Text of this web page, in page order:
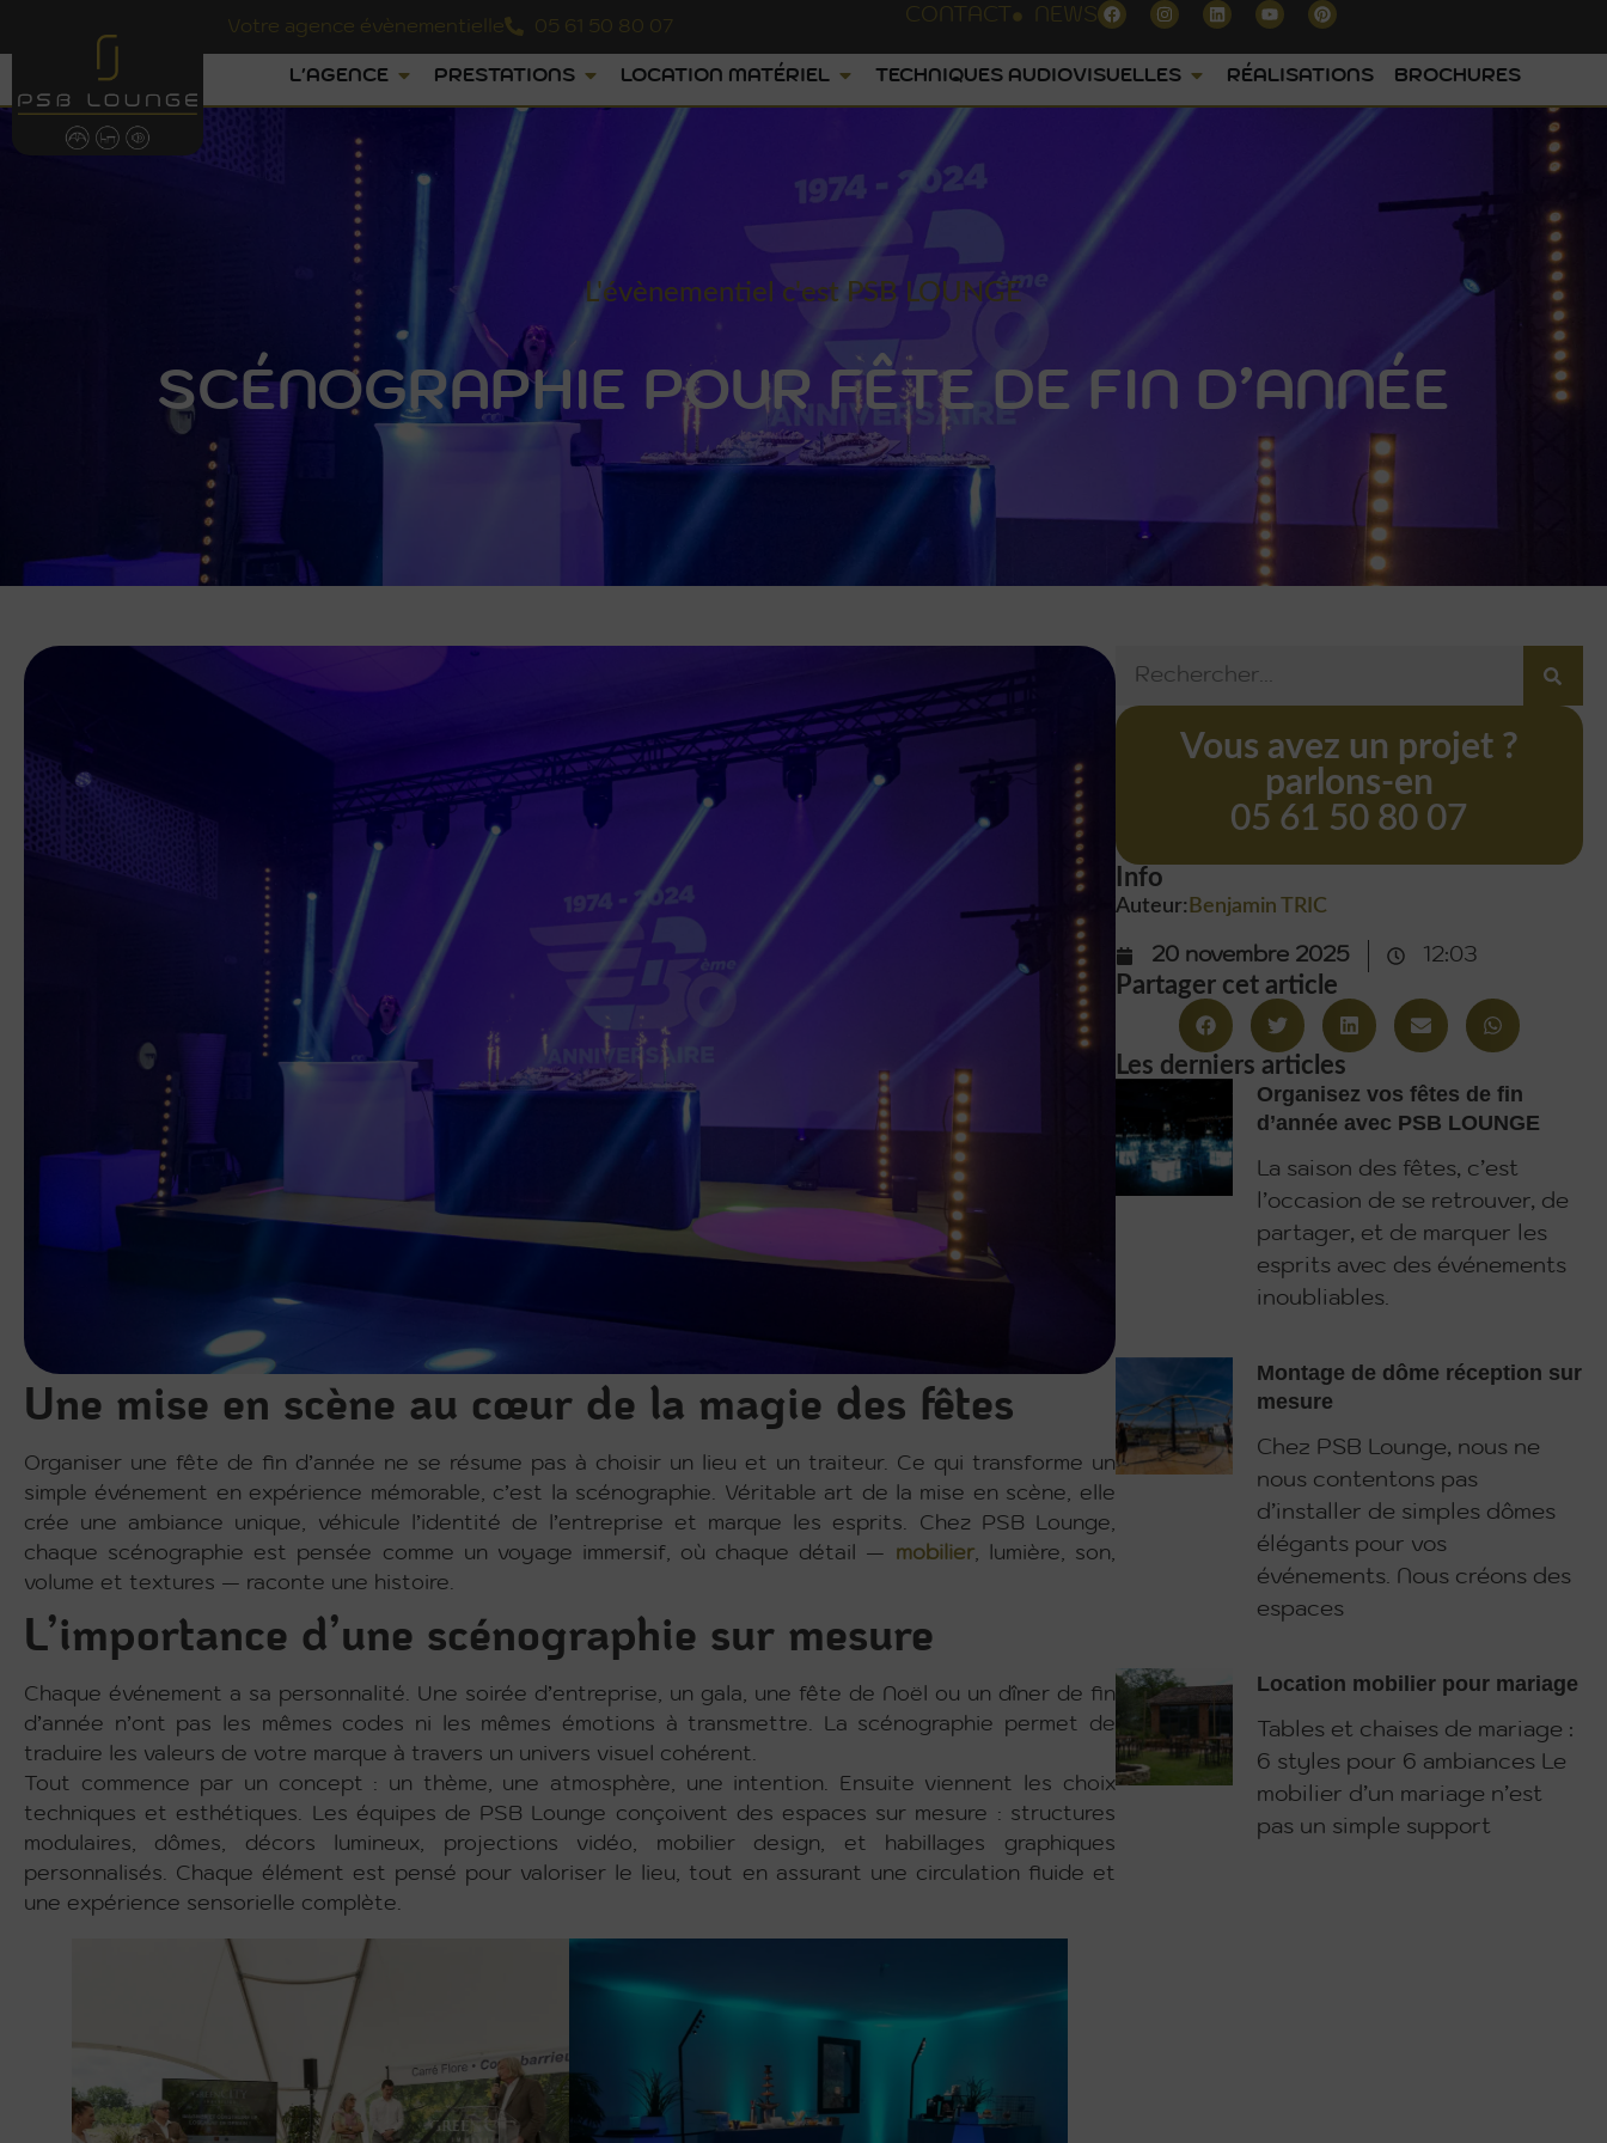
Votre agence évènementielle 05 61 50 80 07 CONTACT NEWS
L'AGENCE PRESTATIONS LOCATION MATÉRIEL TECHNIQUES AUDIOVISUELLES RÉALISATIONS BROCHURES
L'évènementiel c'est PSB LOUNGE
SCÉNOGRAPHIE POUR FÊTE DE FIN D’ANNÉE
Une mise en scène au cœur de la magie des fêtes
Organiser une fête de fin d’année ne se résume pas à choisir un lieu et un traiteur. Ce qui transforme un
simple événement en expérience mémorable, c’est la scénographie. Véritable art de la mise en scène, elle
crée une ambiance unique, véhicule l’identité de l’entreprise et marque les esprits. Chez PSB Lounge,
chaque scénographie est pensée comme un voyage immersif, où chaque détail — mobilier, lumière, son,
volume et textures — raconte une histoire.
L’importance d’une scénographie sur mesure
Chaque événement a sa personnalité. Une soirée d’entreprise, un gala, une fête de Noël ou un dîner de fin
d’année n’ont pas les mêmes codes ni les mêmes émotions à transmettre. La scénographie permet de
traduire les valeurs de votre marque à travers un univers visuel cohérent.
Tout commence par un concept : un thème, une atmosphère, une intention. Ensuite viennent les choix
techniques et esthétiques. Les équipes de PSB Lounge conçoivent des espaces sur mesure : structures
modulaires, dômes, décors lumineux, projections vidéo, mobilier design, et habillages graphiques
personnalisés. Chaque élément est pensé pour valoriser le lieu, tout en assurant une circulation fluide et
une expérience sensorielle complète.
Vous avez un projet ?
parlons-en
05 61 50 80 07
Info
Auteur: Benjamin TRIC
20 novembre 2025 12:03
Partager cet article
Les derniers articles
Organisez vos fêtes de fin
d’année avec PSB LOUNGE
La saison des fêtes, c’est
l’occasion de se retrouver, de
partager, et de marquer les
esprits avec des événements
inoubliables.
Montage de dôme réception sur
mesure
Chez PSB Lounge, nous ne
nous contentons pas
d’installer de simples dômes
élégants pour vos
événements. Nous créons des
espaces
Location mobilier pour mariage
Tables et chaises de mariage :
6 styles pour 6 ambiances Le
mobilier d’un mariage n’est
pas un simple support